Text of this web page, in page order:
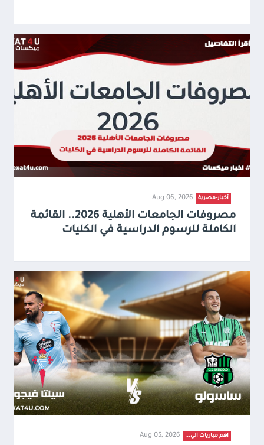
أخبار-مصرية Aug 06, 2026
مصروفات الجامعات الأهلية 2026.. القائمة
الكاملة للرسوم الدراسية في الكليات
اهم مباريات الي... Aug 05, 2026